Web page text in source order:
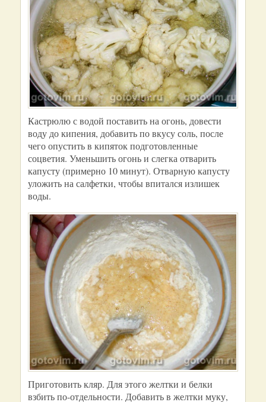
Кастрюлю с водой поставить на огонь, довести
воду до кипения, добавить по вкусу соль, после
чего опустить в кипяток подготовленные
соцветия. Уменьшить огонь и слегка отварить
капусту (примерно 10 минут). Отварную капусту
уложить на салфетки, чтобы впитался излишек
воды.
Приготовить кляр. Для этого желтки и белки
взбить по-отдельности. Добавить в желтки муку,